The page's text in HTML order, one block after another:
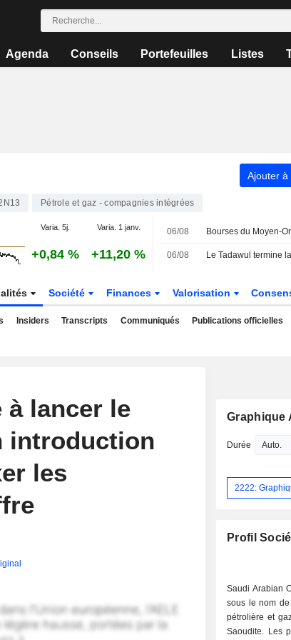
Agenda Conseils Portefeuilles Listes
Ajouter à
Pétrole et gaz - compagnies intégrées
Varia. 5j. Varia. 1 janv.
+0,84 % +11,20 %
06/08
06/08
Société Finances Valorisation
Insiders Transcripts Communiqués Publications officielles
à lancer le
introduction
les
Graphique
Durée
2222:
Profil
Saudi Arabian
sous le nom
pétrolière et
Saoudite. Les